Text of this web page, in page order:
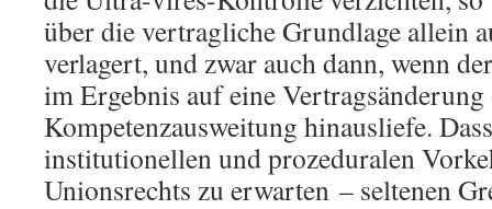
über die vertragliche Grundlage allein
verlagert, und zwar auch dann, wenn
im Ergebnis auf eine Vertragsänderung
Kompetenzausweitung hinausliefe.
institutionellen und prozeduralen
Unionsrechts zu erwarten – seltenen